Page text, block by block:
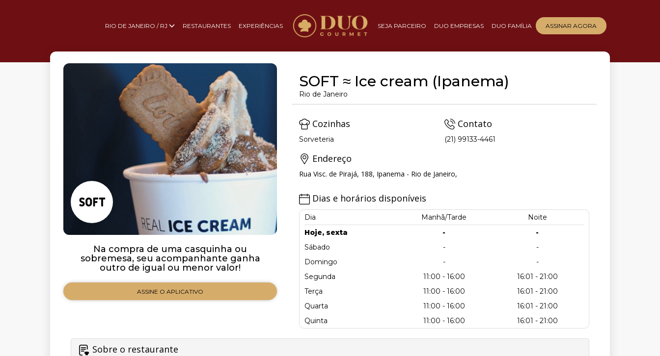
RIO DE JANEIRO / RJ RESTAURANTES EXPERIÊNCIAS SEJA PARCEIRO DUO EMPRESAS DUO FAMÍLIA ASSINAR AGORA
Na compra de uma casquinha ou
sobremesa, seu acompanhante ganha
outro de igual ou menor valor!
ASSINE O APLICATIVO
SOFT ≈ Ice cream (Ipanema)
Rio de Janeiro
Cozinhas
Sorveteria
Contato
(21) 99133-4461
Endereço
Rua Visc. de Pirajá, 188, Ipanema - Rio de Janeiro,
Dias e horários disponíveis
Dia Manhã/Tarde
Noite
Hoje, sexta
-
-
Sábado
-
-
Domingo
-
-
Segunda
11:00 - 16:00
16:01 - 21:00
Terça
11:00 - 16:00
16:01 - 21:00
Quarta
11:00 - 16:00
16:01 - 21:00
Quinta
11:00 - 16:00 16:01 - 21:00
Sobre o restaurante